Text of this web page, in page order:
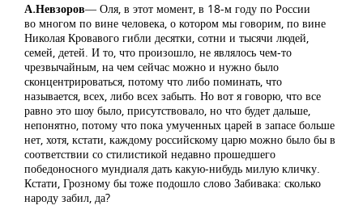
А.Невзоров― Оля, в этот момент, в 18-м году по России
во многом по вине человека, о котором мы говорим, по вине
Николая Кровавого гибли десятки, сотни и тысячи людей,
семей, детей. И то, что произошло, не являлось чем-то
чрезвычайным, на чем сейчас можно и нужно было
сконцентрироваться, потому что либо поминать, что
называется, всех, либо всех забыть. Но вот я говорю, что все
равно это шоу было, присутствовало, но что будет дальше,
непонятно, потому что пока умученных царей в запасе больше
нет, хотя, кстати, каждому российскому царю можно было бы в
соответствии со стилистикой недавно прошедшего
победоносного мундиаля дать какую-нибудь милую кличку.
Кстати, Грозному бы тоже подошло слово Забивака: сколько
народу забил, да?